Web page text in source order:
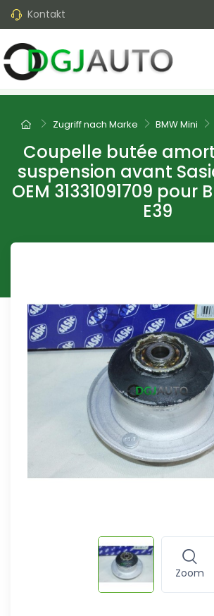
Kontakt
Zugriff nach Marke BMW Mini
Coupelle butée
suspension avant
OEM 31331091709 pour
E39
Zoom